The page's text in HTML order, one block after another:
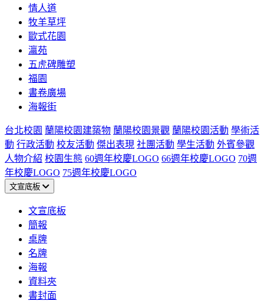
情人道
牧羊草坪
歐式花園
瀛苑
五虎碑雕塑
福園
書卷廣場
海報街
台北校園 蘭陽校園建築物 蘭陽校園景觀 蘭陽校園活動 學術活
動 行政活動 校友活動 傑出表現 社團活動 學生活動 外賓參觀
人物介紹 校園生態 60週年校慶LOGO 66週年校慶LOGO 70週
年校慶LOGO 75週年校慶LOGO
文宣底板
文宣底板
簡報
桌牌
名牌
海報
資料夾
書封面